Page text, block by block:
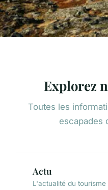
Explorez
Toutes les
escapades
Actu
L'actualité du